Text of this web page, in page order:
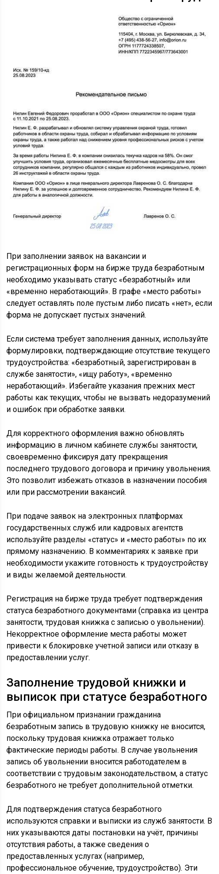
При заполнении заявок на вакансии и
регистрационных форм на бирже труда безработным
необходимо указывать статус «безработный» или
«временно неработающий». В графе «место работы»
следует оставлять поле пустым либо писать «нет», если
форма не допускает пустых значений.
Если система требует заполнения данных, используйте
формулировки, подтверждающие отсутствие текущего
трудоустройства: «безработный, зарегистрирован в
службе занятости», «ищу работу», «временно
неработающий». Избегайте указания прежних мест
работы как текущих, чтобы не вызвать недоразумений
и ошибок при обработке заявки.
Для корректного оформления важно обновлять
информацию в личном кабинете службы занятости,
своевременно фиксируя дату прекращения
последнего трудового договора и причину увольнения.
Это позволит избежать отказов в назначении пособия
или при рассмотрении вакансий.
При подаче заявок на электронных платформах
государственных служб или кадровых агентств
используйте разделы «статус» и «место работы» по их
прямому назначению. В комментариях к заявке при
необходимости укажите готовность к трудоустройству
и виды желаемой деятельности.
Регистрация на бирже труда требует подтверждения
статуса безработного документами (справка из центра
занятости, трудовая книжка с записью о увольнении).
Некорректное оформление места работы может
привести к блокировке учетной записи или отказу в
предоставлении услуг.
Заполнение трудовой книжки и
выписок при статусе безработного
При официальном признании гражданина
безработным запись в трудовую книжку не вносится,
поскольку трудовая книжка отражает только
фактические периоды работы. В случае увольнения
запись об увольнении вносится работодателем в
соответствии с трудовым законодательством, а статус
безработного не требует дополнительной отметки.
Для подтверждения статуса безработного
используются справки и выписки из служб занятости. В
них указываются даты постановки на учёт, причины
отсутствия работы, а также сведения о
предоставленных услугах (например,
профессиональное обучение, трудоустройство). Эти